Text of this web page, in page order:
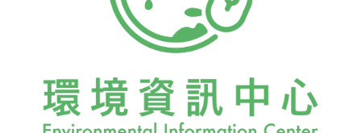
也愈高。廣泛來說，因為社會上資源少而不足分配；以及
社會地位及價值結構上的差異，不和諧甚至敵對的互動即
產生衝突。和平港開發的一連串衝突乃至於抗爭事件，說
上的相關聯主體(利益團體，stakeholders